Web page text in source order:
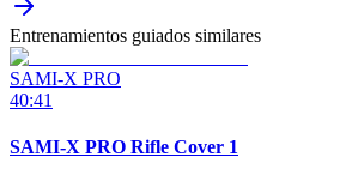
Entrenamientos guiados similares
SAMI-X PRO
40:41
SAMI-X PRO Rifle Cover 1